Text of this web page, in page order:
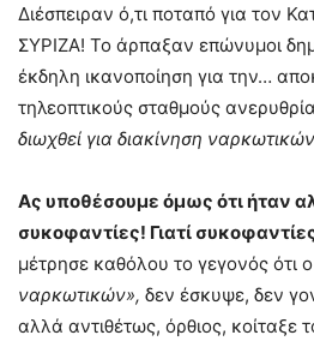
Διέσπειραν ό,τι ποταπό για τον
ΣΥΡΙΖΑ! Το άρπαξαν επώνυμοι
έκδηλη ικανοποίηση για την…
τηλεοπτικούς σταθμούς
διωχθεί για διακίνηση
Ας υποθέσουμε όμως ότι ήταν
συκοφαντίες! Γιατί
μέτρησε καθόλου το γεγονός ότι ο
ναρκωτικών», δεν έσκυψε, δεν
αλλά αντιθέτως, όρθιος, κοίταξε